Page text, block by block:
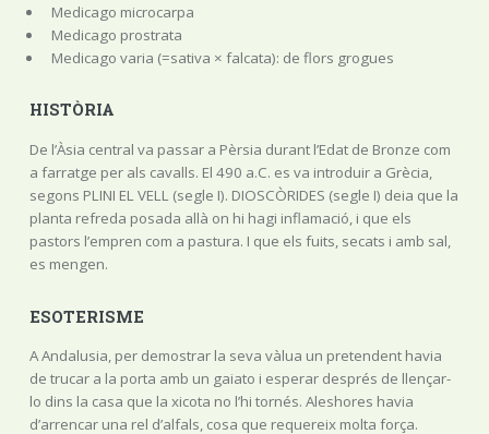
Medicago microcarpa
Medicago prostrata
Medicago varia (=sativa × falcata): de flors grogues
HISTÒRIA
De l’Àsia central va passar a Pèrsia durant l’Edat de Bronze com
a farratge per als cavalls. El 490 a.C. es va introduir a Grècia,
segons PLINI EL VELL (segle I). DIOSCÒRIDES (segle I) deia que la
planta refreda posada allà on hi hagi inflamació, i que els
pastors l’empren com a pastura. I que els fuits, secats i amb sal,
es mengen.
ESOTERISME
A Andalusia, per demostrar la seva vàlua un pretendent havia
de trucar a la porta amb un gaiato i esperar després de llençar-
lo dins la casa que la xicota no l’hi tornés. Aleshores havia
d’arrencar una rel d’alfals, cosa que requereix molta força.